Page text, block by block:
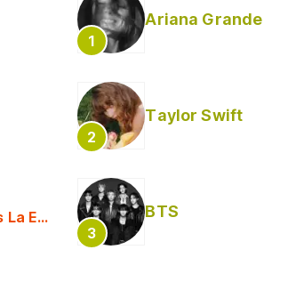
La Escuela)
Ariana Grande
Taylor Swift
BTS